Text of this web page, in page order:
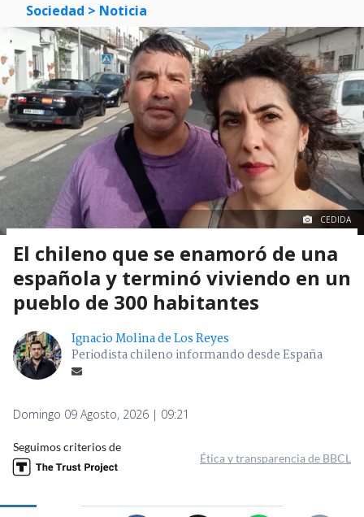
Sociedad > Noticia
CEDIDA
El chileno que se enamoró de una
española y terminó viviendo en un
pueblo de 300 habitantes
Ignacio Molina de Los Reyes
Periodista chileno informando desde España
Domingo 09 Agosto, 2026 | 09:21
Seguimos criterios de
Ética y transparencia de BBCL